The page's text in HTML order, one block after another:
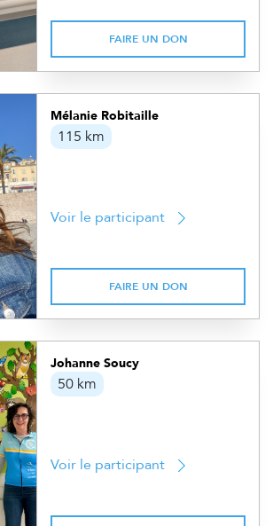
FAIRE UN DON
Mélanie Robitaille
115 km
Voir le participant
FAIRE UN DON
Johanne Soucy
50 km
Voir le participant